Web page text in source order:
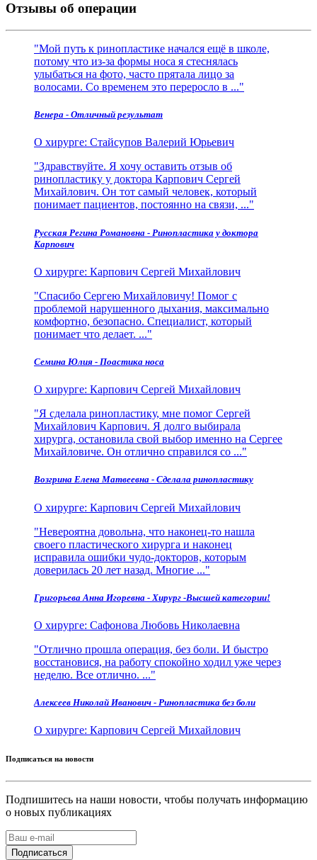
Отзывы об операции
Мой путь к ринопластике начался ещё в школе,
потому что из‑за формы носа я стеснялась
улыбаться на фото, часто прятала лицо за
волосами. Со временем это переросло в ...
Венера - Отличный результат
О хирурге: Стайсупов Валерий Юрьевич
Здравствуйте. Я хочу оставить отзыв об
ринопластику у доктора Карпович Сергей
Михайлович. Он тот самый человек, который
понимает пациентов, постоянно на связи, ...
Русская Регина Романовна - Ринопластика у доктора
Карпович
О хирурге: Карпович Сергей Михайлович
Спасибо Сергею Михайловичу! Помог с
проблемой нарушенного дыхания, максимально
комфортно, безопасно. Специалист, который
понимает что делает. ...
Семина Юлия - Поастика носа
О хирурге: Карпович Сергей Михайлович
Я сделала ринопластику, мне помог Сергей
Михайлович Карпович. Я долго выбирала
хирурга, остановила свой выбор именно на Сергее
Михайловиче. Он отлично справился со ...
Возгрина Елена Матвеевна - Сделала ринопластику
О хирурге: Карпович Сергей Михайлович
Невероятна довольна, что наконец-то нашла
своего пластического хирурга и наконец
исправила ошибки чудо-докторов, которым
доверилась 20 лет назад. Многие ...
Григорьева Анна Игоревна - Хирург -Высшей категории!
О хирурге: Сафонова Любовь Николаевна
Отлично прошла операция, без боли. И быстро
восстановися, на работу спокойно ходил уже через
неделю. Все отлично. ...
Алексеев Николай Иванович - Ринопластика без боли
О хирурге: Карпович Сергей Михайлович
Подписаться на новости
Подпишитесь на наши новости, чтобы получать информацию
о новых публикациях
Подписаться